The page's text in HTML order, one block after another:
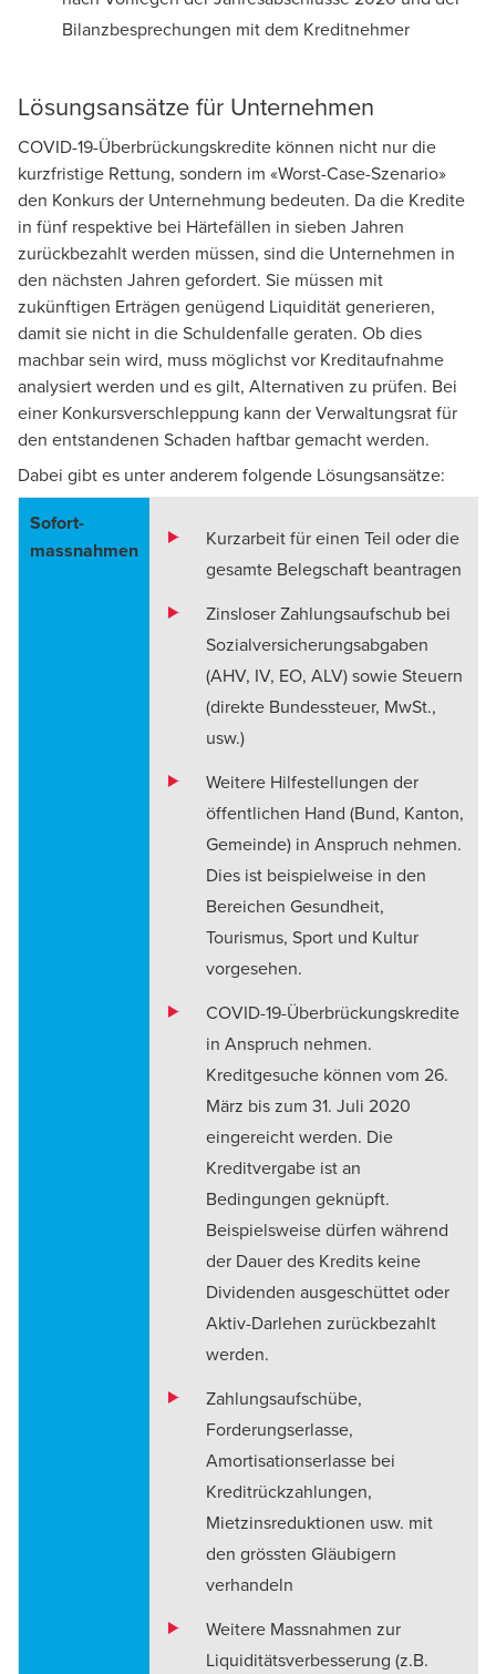
Bilanzbesprechungen mit dem Kreditnehmer
Lösungsansätze für Unternehmen
COVID-19-Überbrückungskredite können nicht nur die
kurzfristige Rettung, sondern im «Worst-Case-Szenario»
den Konkurs der Unternehmung bedeuten. Da die Kredite
in fünf respektive bei Härtefällen in sieben Jahren
zurückbezahlt werden müssen, sind die Unternehmen in
den nächsten Jahren gefordert. Sie müssen mit
zukünftigen Erträgen genügend Liquidität generieren,
damit sie nicht in die Schuldenfalle geraten. Ob dies
machbar sein wird, muss möglichst vor Kreditaufnahme
analysiert werden und es gilt, Alternativen zu prüfen. Bei
einer Konkursverschleppung kann der Verwaltungsrat für
den entstandenen Schaden haftbar gemacht werden.
Dabei gibt es unter anderem folgende Lösungsansätze:
Sofort­
massnahmen
Kurzarbeit für einen Teil oder die
gesamte Belegschaft beantragen
Zinsloser Zahlungsaufschub bei
Sozialversicherungsabgaben
(AHV, IV, EO, ALV) sowie Steuern
(direkte Bundessteuer, MwSt.,
usw.)
Weitere Hilfestellungen der
öffentlichen Hand (Bund, Kanton,
Gemeinde) in Anspruch nehmen.
Dies ist beispielweise in den
Bereichen Gesundheit,
Tourismus, Sport und Kultur
vorgesehen.
COVID-19-Überbrückungskredite
in Anspruch nehmen.
Kreditgesuche können vom 26.
März bis zum 31. Juli 2020
eingereicht werden. Die
Kreditvergabe ist an
Bedingungen geknüpft.
Beispielsweise dürfen während
der Dauer des Kredits keine
Dividenden ausgeschüttet oder
Aktiv-Darlehen zurückbezahlt
werden.
Zahlungsaufschübe,
Forderungserlasse,
Amortisationserlasse bei
Kreditrückzahlungen,
Mietzinsreduktionen usw. mit
den grössten Gläubigern
verhandeln
Weitere Massnahmen zur
Liquiditätsverbesserung (z.B.